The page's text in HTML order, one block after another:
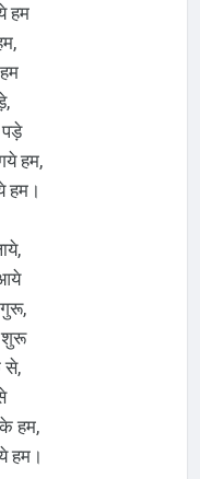
हम
हम,
हम।
शुरू
से,
हम,
हम।